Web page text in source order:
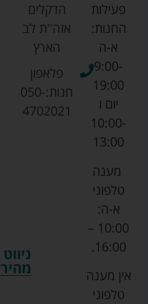
ניווט
מהיר
הדקלים
אזה''ת לב
הארץ
פלאפון
חנות:050-
4702021
פעילות
החנות:
א-ה
9:00-
19:00
יום ו
10:00-
13:00
מענה
טלפוני
א-ה:
10:00 –
16:00.
אין מענה
טלפוני